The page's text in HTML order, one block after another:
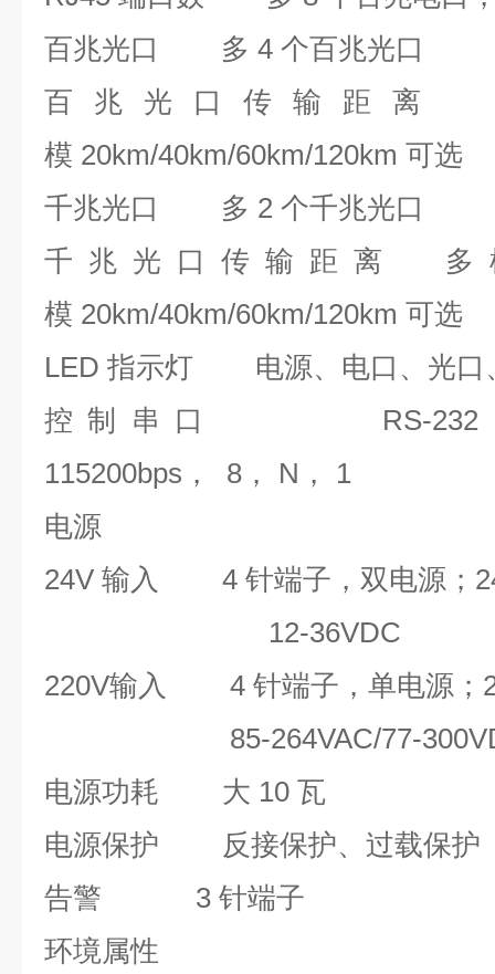
百兆光口
多 4 个百兆光口
百兆光口传输距离
模 20km/40km/60km/120km 可选
千兆光口
多 2 个千兆光口
千兆光口传输距离
多
模 20km/40km/60km/120km 可选
LED 指示灯
电源、电口、光口
控制串口
RS-
115200bps， 8， N， 1
电源
24V 输入
4 针端子，双电源；
12-36VDC
220V输入
4 针端子，单电源；
85-264VAC/77-
电源功耗
大 10 瓦
电源保护
反接保护、过载保护
告警
3 针端子
环境属性